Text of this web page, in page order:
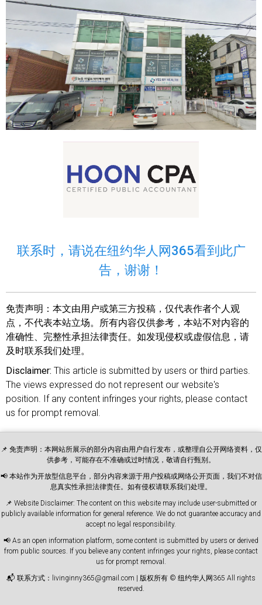
联系时，请说在纽约华人网365看到此广
告，谢谢！
免责声明： 本文由用户或第三方投稿，仅代表作者个人观
点，不代表本站立场。所有内容仅供参考，本站不对内容的
准确性、完整性承担法律责任。如发现侵权或虚假信息，请
及时联系我们处理。
Disclaimer: This article is submitted by users or third parties.
The views expressed do not represent our website's
position. If any content infringes your rights, please contact
us for prompt removal.
📌 免责声明：本网站所展示的部分内容由用户自行发布，或整理自公开网络资料，仅
供参考，可能存在不准确或过时情况，敬请自行甄别。
📢 本站作为开放型信息平台，部分内容来源于用户投稿或网络公开页面，我们不对信
息真实性承担法律责任。如有侵权请联系我们处理。
📌 Website Disclaimer: The content on this website may include user-submitted or
publicly available information for general reference. We do not guarantee accuracy and
accept no legal responsibility.
📢 As an open information platform, some content is submitted by users or derived
from public sources. If you believe any content infringes your rights, please contact
us for prompt removal.
📬 联系方式：livinginny365@gmail.com | 版权所有 © 纽约华人网365 All rights
reserved.